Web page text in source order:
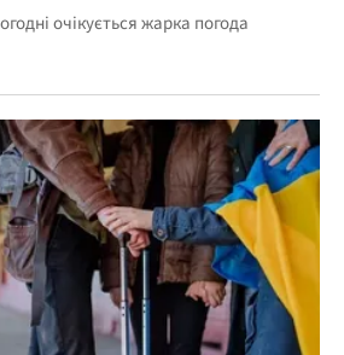
очікується жарка погода